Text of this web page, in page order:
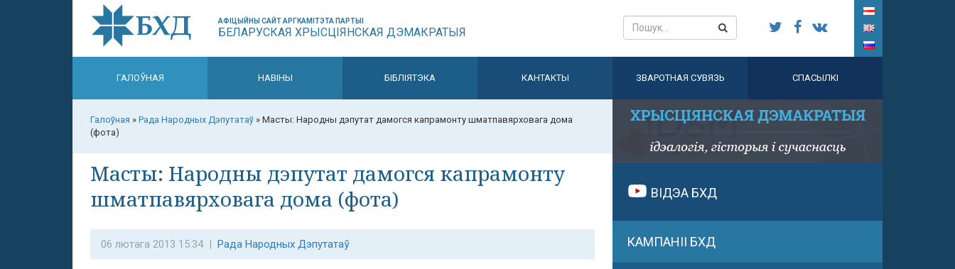
АФІЦЫЙНЫ САЙТ АРГКАМІТЭТА ПАРТЫІ
БЕЛАРУСКАЯ ХРЫСЦІЯНСКАЯ ДЭМАКРАТЫЯ
ГАЛОЎНАЯ НАВІНЫ БІБЛІЯТЭКА КАНТАКТЫ ЗВАРОТНАЯ СУВЯЗЬ СПАСЫЛКІ
Галоўная » Рада Народных Дэпутатаў » Масты: Народны дэпутат дамогся капрамонту шматпавярховага дома
(фота)
Масты: Народны дэпутат дамогся капрамонту
шматпавярховага дома (фота)
06 лютага 2013 15:34 | Рада Народных Дэпутатаў
ВІДЭА БХД
КАМПАНІІ БХД